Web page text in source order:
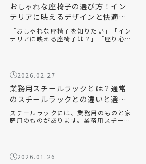
おしゃれな座椅子の選び方！イン
テリアに映えるデザインと快適性
を両立するコツ
「おしゃれな座椅子を知りたい」「イン
テリアに映える座椅子は？」「座り心地
せる […]
2026.02.27
業務用スチールラックとは？通常
のスチールラックとの違いと選ぶ
ポイントを解説！
スチールラックには、業務用のものと家
庭用のものがあります。業務用スチール
選べ […]
2026.01.26